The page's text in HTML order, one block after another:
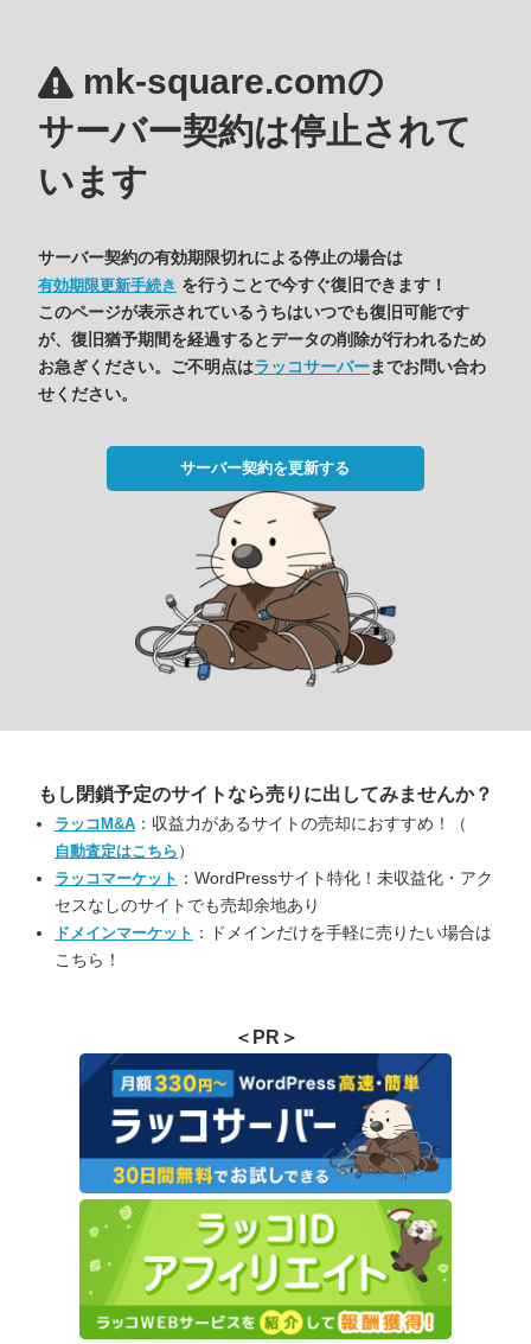
mk-square.comの
サーバー契約は停止されて
います
サーバー契約の有効期限切れによる停止の場合は
有効期限更新手続き を行うことで今すぐ復旧できます！
このページが表示されているうちはいつでも復旧可能です
が、復旧猶予期間を経過するとデータの削除が行われるため
お急ぎください。ご不明点はラッコサーバーまでお問い合わ
せください。
サーバー契約を更新する
もし閉鎖予定のサイトなら売りに出してみませんか？
ラッコM&A ：収益力があるサイトの売却におすすめ！（
自動査定はこちら ）
ラッコマーケット ：WordPressサイト特化！未収益化・アク
セスなしのサイトでも売却余地あり
ドメインマーケット ：ドメインだけを手軽に売りたい場合は
こちら！
＜PR＞